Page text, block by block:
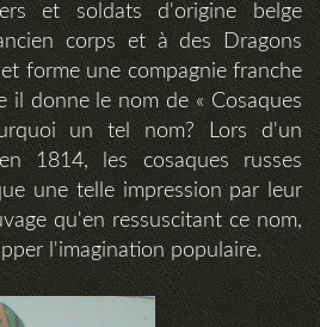
et soldats d'origine belge
corps et à des Dragons
forme une compagnie franche
il donne le nom de « Cosaques
un tel nom? Lors d'un
1814, les cosaques russes
une telle impression par leur
qu'en ressuscitant ce nom,
l'imagination populaire.